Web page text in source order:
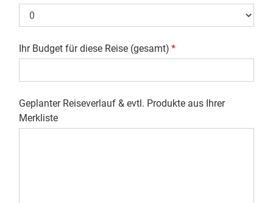
Ihr Budget für diese Reise (gesamt) *
Geplanter Reiseverlauf & evtl. Produkte aus Ihrer
Merkliste